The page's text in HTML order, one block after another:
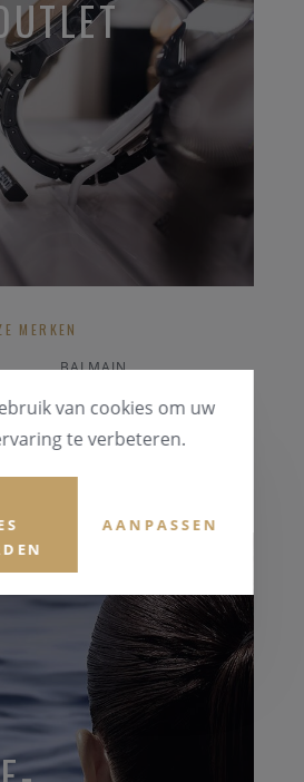
MERKEN
BALMAIN
van cookies om uw
te verbeteren.
AANPASSEN